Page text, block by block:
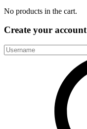
No products in the cart.
Create your account